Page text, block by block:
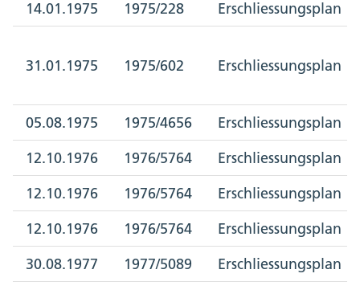
14.01.1975 1975/228 Erschliessungsplan
31.01.1975 1975/602 Erschliessungsplan
05.08.1975 1975/4656
Erschliessungsplan
12.10.1976
1976/5764
Erschliessungsplan
12.10.1976
1976/5764
Erschliessungsplan
12.10.1976
1976/5764
Erschliessungsplan
30.08.1977
1977/5089 Erschliessungsplan